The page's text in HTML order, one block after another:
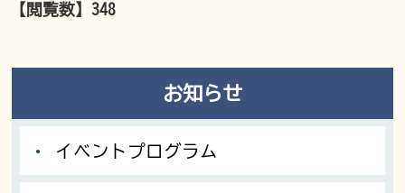
【閲覧数】348
お知らせ
イベントプログラム